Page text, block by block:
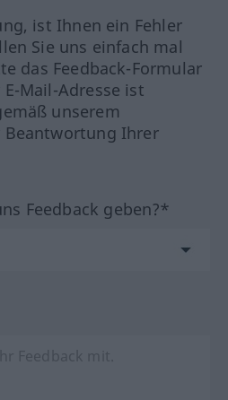
ist Ihnen ein Fehler
Sie uns einfach mal
das Feedback-Formular
Mail-Adresse ist
unserem
Beantwortung Ihrer
Feedback geben?*